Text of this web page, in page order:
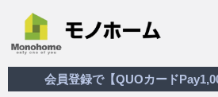
会員登録で【QUOカード